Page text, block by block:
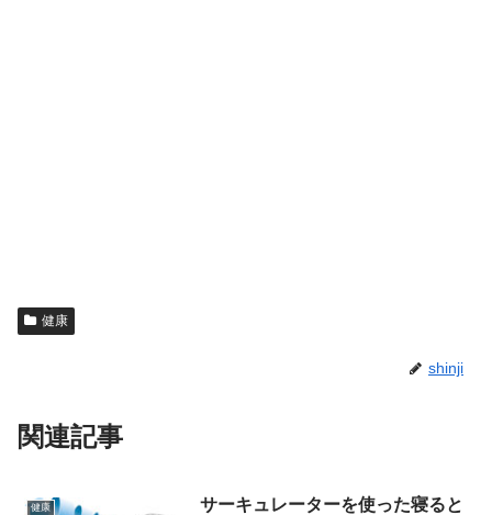
健康
shinji
関連記事
健康
サーキュレーターを使った寝ると